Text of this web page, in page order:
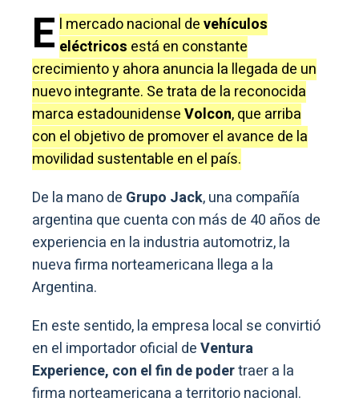
E l mercado nacional devehículos
eléctricos está en constante
crecimiento y ahora anuncia la llegada de un
nuevo integrante. Se trata de la reconocida
marca estadounidenseVolcon, que arriba
con el objetivo de promover el avance de la
movilidad sustentable en el país.
De la mano de Grupo Jack, una compañía
argentina que cuenta con más de 40 años de
experiencia en la industria automotriz, la
nueva firma norteamericana llega a la
Argentina.
En este sentido, la empresa local se convirtió
en el importador oficial deVentura
Experience, con el fin de podertraer a la
firma norteamericana a territorio nacional.